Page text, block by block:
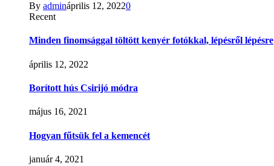
By admináprilis 12, 20220
Recent
Minden finomsággal töltött kenyér fotókkal, lépésről lépésre
április 12, 2022
Borított hús Csirijó módra
május 16, 2021
Hogyan fűtsük fel a kemencét
január 4, 2021